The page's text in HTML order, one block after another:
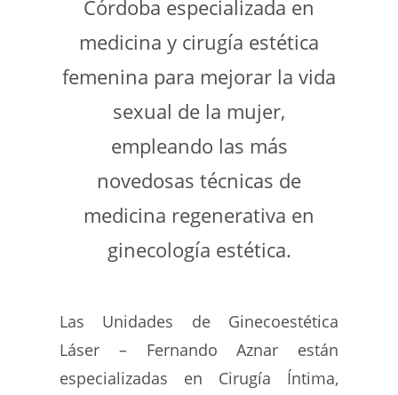
Córdoba especializada en
medicina y cirugía estética
femenina para mejorar la vida
sexual de la mujer,
empleando las más
novedosas técnicas de
medicina regenerativa en
ginecología estética.
Las Unidades de Ginecoestética
Láser – Fernando Aznar están
especializadas en Cirugía Íntima,